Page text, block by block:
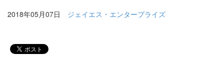
2018年05月07日 ジェイエス・エンタープライズ